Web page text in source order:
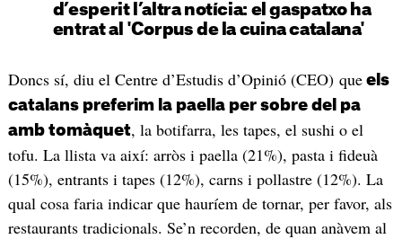
d’esperit l’altra notícia: el gaspatxo ha
entrat al 'Corpus de la cuina catalana'
Doncs sí, diu el Centre d’Estudis d’Opinió (CEO) queels
catalans preferim la paella per sobre del pa
amb tomàquet, la botifarra, les tapes, el sushi o el
tofu. La llista va així: arròs i paella (21%), pasta i fideuà
(15%), entrants i tapes (12%), carns i pollastre (12%). La
qual cosa faria indicar que hauríem de tornar, per favor, als
restaurants tradicionals. Se’n recorden, de quan anàvem al